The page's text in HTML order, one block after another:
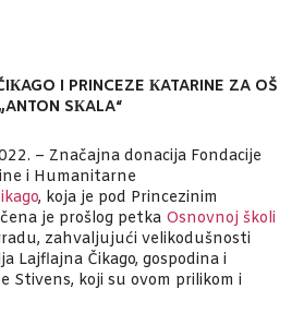
I PRINCEZE КATARINE ZA OŠ
SКALA“
– Značajna donacija Fondacije
i Humanitarne
, koja je pod Princezinim
je prošlog petka Osnovnoj školi
zahvaljujući velikodušnosti
Lajflajna Čikago, gospodina i
Stivens, koji su ovom prilikom i